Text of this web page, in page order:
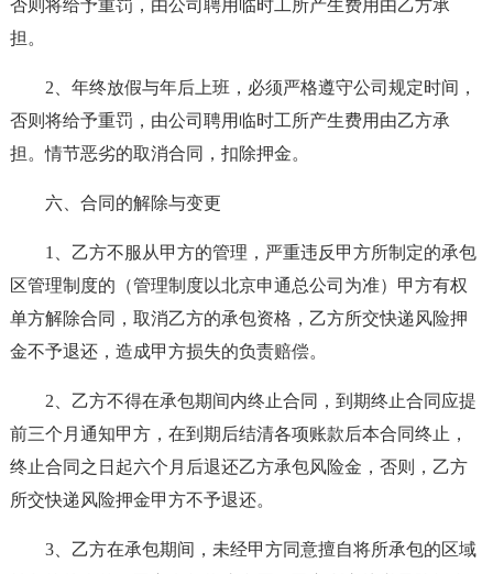
否则将给予重罚，由公司聘用临时工所产生费用由乙方承
担。
2、年终放假与年后上班，必须严格遵守公司规定时间，
否则将给予重罚，由公司聘用临时工所产生费用由乙方承
担。情节恶劣的取消合同，扣除押金。
六、合同的解除与变更
1、乙方不服从甲方的管理，严重违反甲方所制定的承包
区管理制度的（管理制度以北京申通总公司为准）甲方有权
单方解除合同，取消乙方的承包资格，乙方所交快递风险押
金不予退还，造成甲方损失的负责赔偿。
2、乙方不得在承包期间内终止合同，到期终止合同应提
前三个月通知甲方，在到期后结清各项账款后本合同终止，
终止合同之日起六个月后退还乙方承包风险金，否则，乙方
所交快递风险押金甲方不予退还。
3、乙方在承包期间，未经甲方同意擅自将所承包的区域